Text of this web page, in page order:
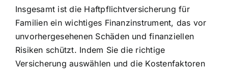
Insgesamt ist die Haftpflichtversicherung für
Familien ein wichtiges Finanzinstrument, das vor
unvorhergesehenen Schäden und finanziellen
Risiken schützt. Indem Sie die richtige
Versicherung auswählen und die Kostenfaktoren